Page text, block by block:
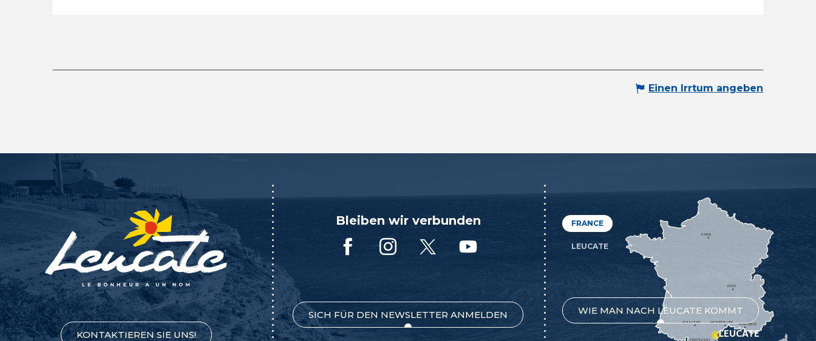
Einen Irrtum angeben
KONTAKTIEREN SIE UNS!
Bleiben wir verbunden
SICH FÜR DEN NEWSLETTER ANMELDEN
FRANCE
LEUCATE
WIE MAN NACH LEUCATE KOMMT
MONTPELLIER
PERPIGNAN
MARSEILLE
TOULOUSE
LYON
PARIS
LEUCATE